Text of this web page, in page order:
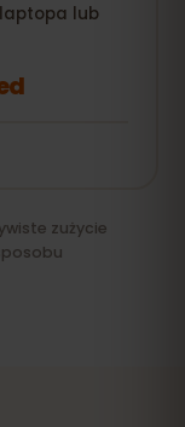
lub
zużycie